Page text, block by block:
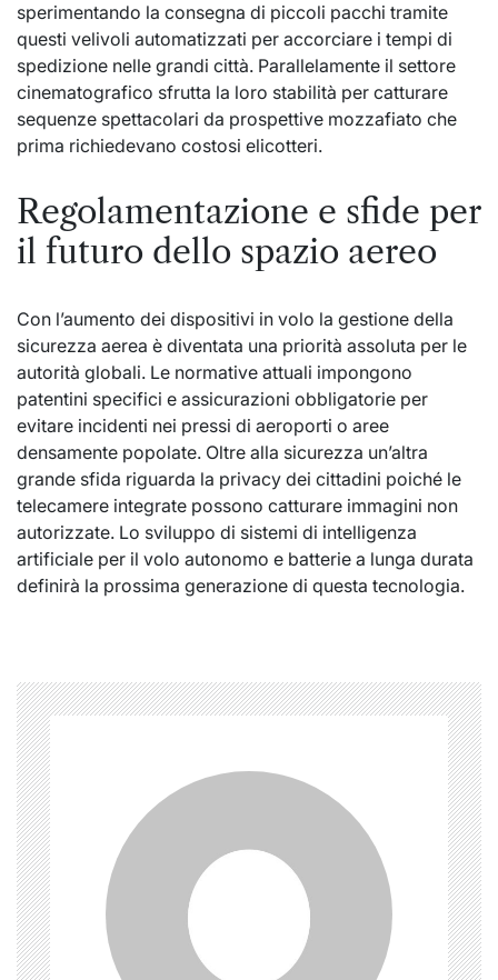
sperimentando la consegna di piccoli pacchi tramite
questi velivoli automatizzati per accorciare i tempi di
spedizione nelle grandi città. Parallelamente il settore
cinematografico sfrutta la loro stabilità per catturare
sequenze spettacolari da prospettive mozzafiato che
prima richiedevano costosi elicotteri.
Regolamentazione e sfide per
il futuro dello spazio aereo
Con l’aumento dei dispositivi in volo la gestione della
sicurezza aerea è diventata una priorità assoluta per le
autorità globali. Le normative attuali impongono
patentini specifici e assicurazioni obbligatorie per
evitare incidenti nei pressi di aeroporti o aree
densamente popolate. Oltre alla sicurezza un’altra
grande sfida riguarda la privacy dei cittadini poiché le
telecamere integrate possono catturare immagini non
autorizzate. Lo sviluppo di sistemi di intelligenza
artificiale per il volo autonomo e batterie a lunga durata
definirà la prossima generazione di questa tecnologia.